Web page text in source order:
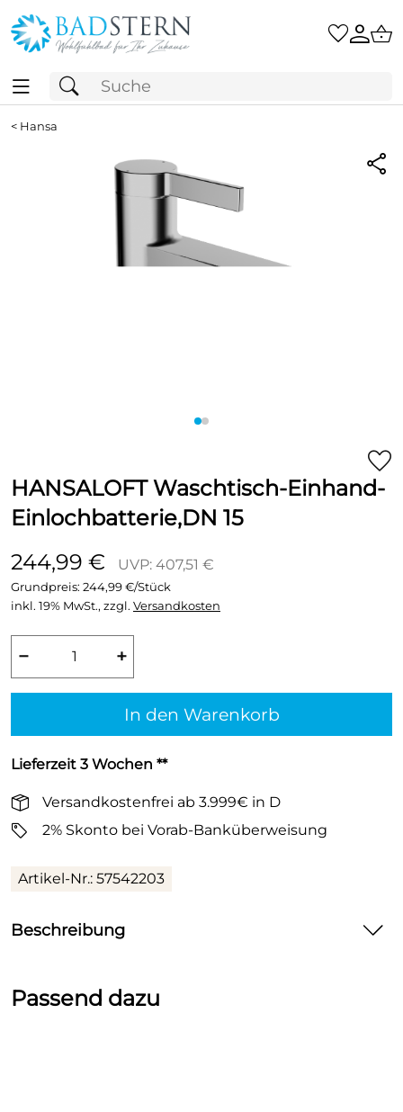
< Hansa
HANSALOFT Waschtisch-Einhand-
Einlochbatterie,DN 15
244,99 €
UVP: 407,51 €
Grundpreis: 244,99 €/Stück
inkl. 19% MwSt., zzgl. Versandkosten
− +
In den Warenkorb
Lieferzeit 3 Wochen **
Versandkostenfrei ab 3.999€ in D
2% Skonto bei Vorab-Banküberweisung
Artikel-Nr.: 57542203
Beschreibung
Waschtisch-Einhand-Einlochbatterie, DN 15
Passend dazu